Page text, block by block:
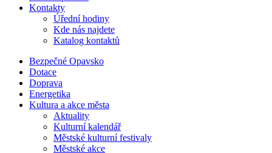
Kontakty
Úřední hodiny
Kde nás najdete
Katalog kontaktů
Bezpečné Opavsko
Dotace
Doprava
Energetika
Kultura a akce města
Aktuality
Kulturní kalendář
Městské kulturní festivaly
Městské akce